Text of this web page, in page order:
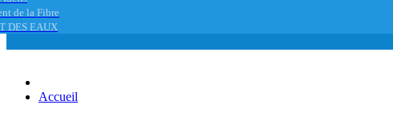
de la Fibre
DES EAUX
Accueil